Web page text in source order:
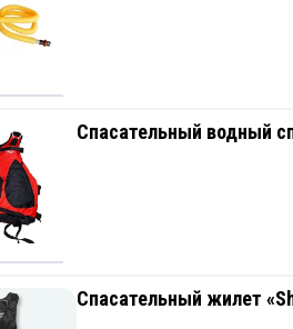
Спасательный жилет